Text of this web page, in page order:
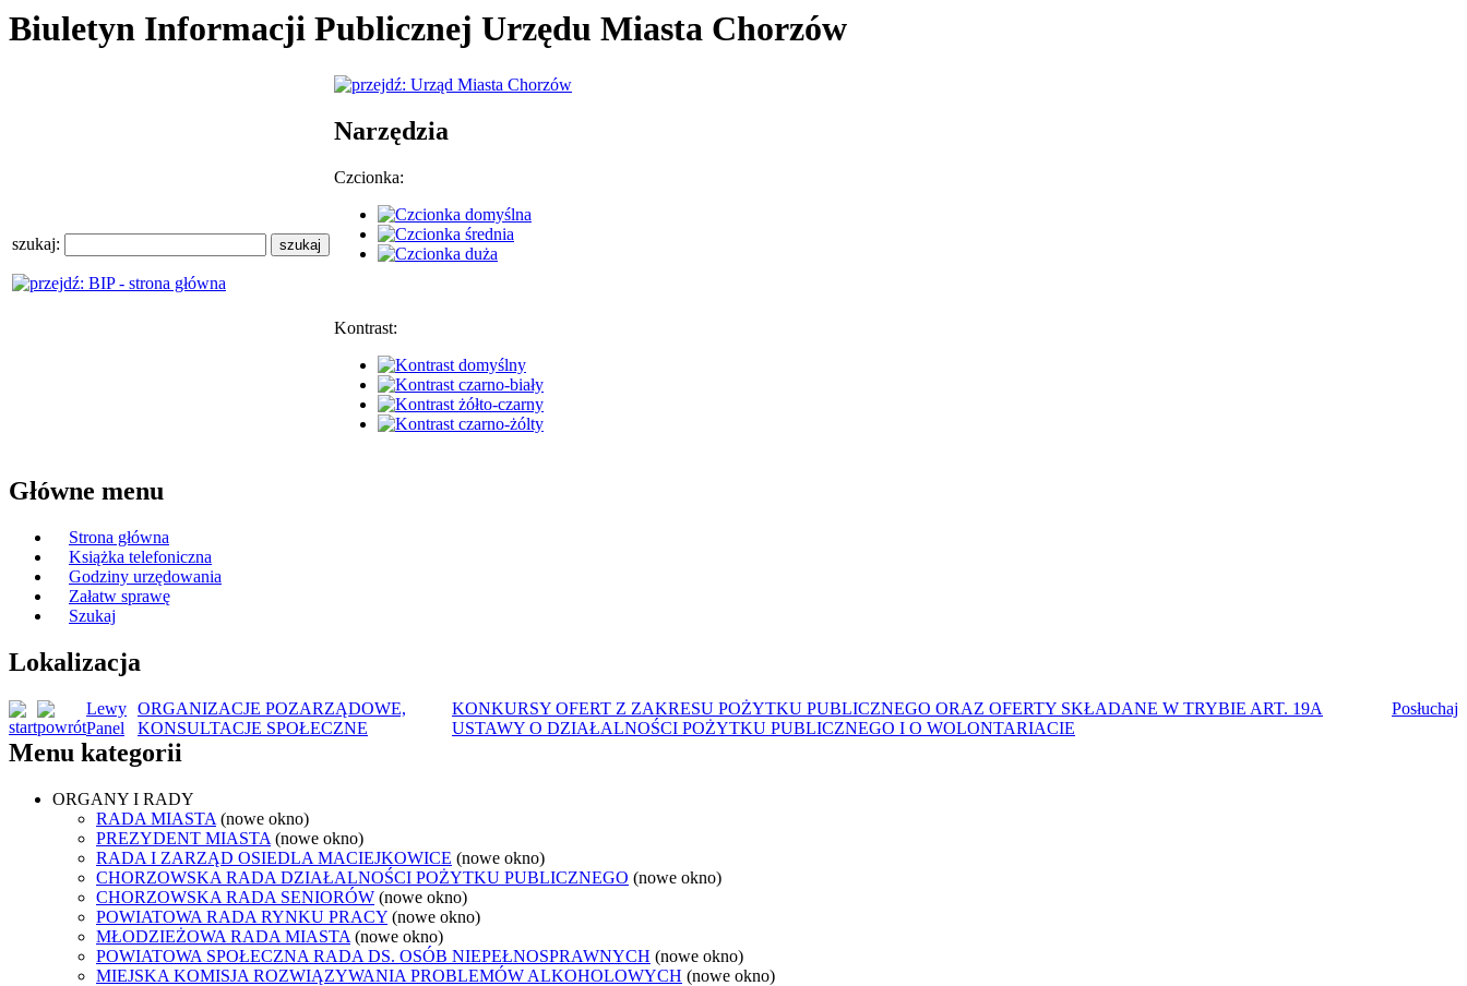
Biuletyn Informacji Publicznej Urzędu Miasta Chorzów
szukaj:
Narzędzia
Czcionka:
Kontrast:
Główne menu
Strona główna
Książka telefoniczna
Godziny urzędowania
Załatw sprawę
Szukaj
Lokalizacja
Posłuchaj
Lewy
Panel
ORGANIZACJE POZARZĄDOWE,
KONSULTACJE SPOŁECZNE
KONKURSY OFERT Z ZAKRESU POŻYTKU PUBLICZNEGO ORAZ OFERTY SKŁADANE W TRYBIE ART. 19A
USTAWY O DZIAŁALNOŚCI POŻYTKU PUBLICZNEGO I O WOLONTARIACIE
Menu kategorii
ORGANY I RADY
RADA MIASTA (nowe okno)
PREZYDENT MIASTA (nowe okno)
RADA I ZARZĄD OSIEDLA MACIEJKOWICE (nowe okno)
CHORZOWSKA RADA DZIAŁALNOŚCI POŻYTKU PUBLICZNEGO (nowe okno)
CHORZOWSKA RADA SENIORÓW (nowe okno)
POWIATOWA RADA RYNKU PRACY (nowe okno)
MŁODZIEŻOWA RADA MIASTA (nowe okno)
POWIATOWA SPOŁECZNA RADA DS. OSÓB NIEPEŁNOSPRAWNYCH (nowe okno)
MIEJSKA KOMISJA ROZWIĄZYWANIA PROBLEMÓW ALKOHOLOWYCH (nowe okno)